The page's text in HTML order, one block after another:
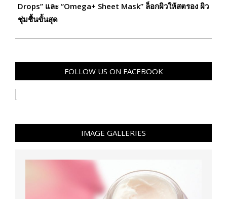
Drops” และ “Omega+ Sheet Mask” ล็อกผิวให้สตรอง ผิว
ชุ่มชื้นขั้นสุด
FOLLOW US ON FACEBOOK
IMAGE GALLERIES